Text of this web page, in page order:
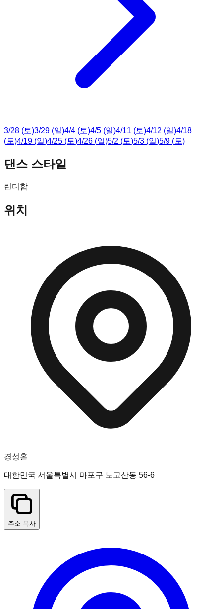
3/28 (토)3/29 (일)4/4 (토)4/5 (일)4/11 (토)4/12 (일)4/18
(토)4/19 (일)4/25 (토)4/26 (일)5/2 (토)5/3 (일)5/9 (토)
댄스 스타일
린디합
위치
경성홀
대한민국 서울특별시 마포구 노고산동 56-6
주소 복사